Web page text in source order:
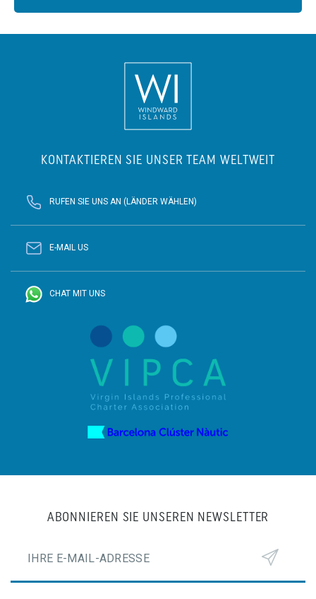
KONTAKTIEREN SIE UNSER TEAM WELTWEIT
RUFEN SIE UNS AN (LÄNDER WÄHLEN)
E-MAIL US
CHAT MIT UNS
ABONNIEREN SIE UNSEREN NEWSLETTER